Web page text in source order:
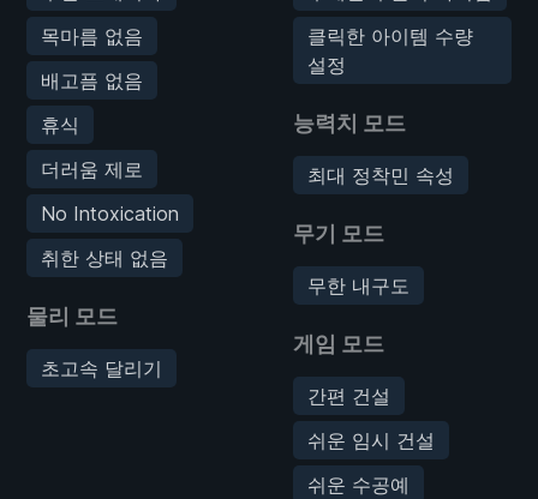
목마름 없음
배고픔 없음
휴식
더러움 제로
No Intoxication
취한 상태 없음
물리 모드
초고속 달리기
클릭한 아이템 수량
설정
능력치 모드
최대 정착민 속성
무기 모드
무한 내구도
게임 모드
간편 건설
쉬운 임시 건설
쉬운 수공예